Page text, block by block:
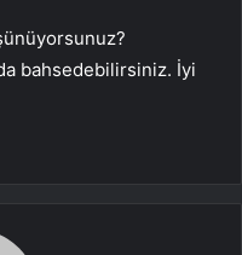
bahsedebilirsiniz. İyi